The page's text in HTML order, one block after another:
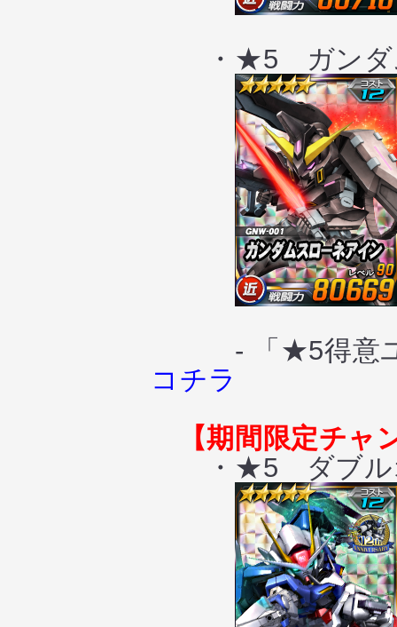
・★5 ガンダ
- 「★5得意ユニ
コチラ
【期間限定チ
・★5 ダブル